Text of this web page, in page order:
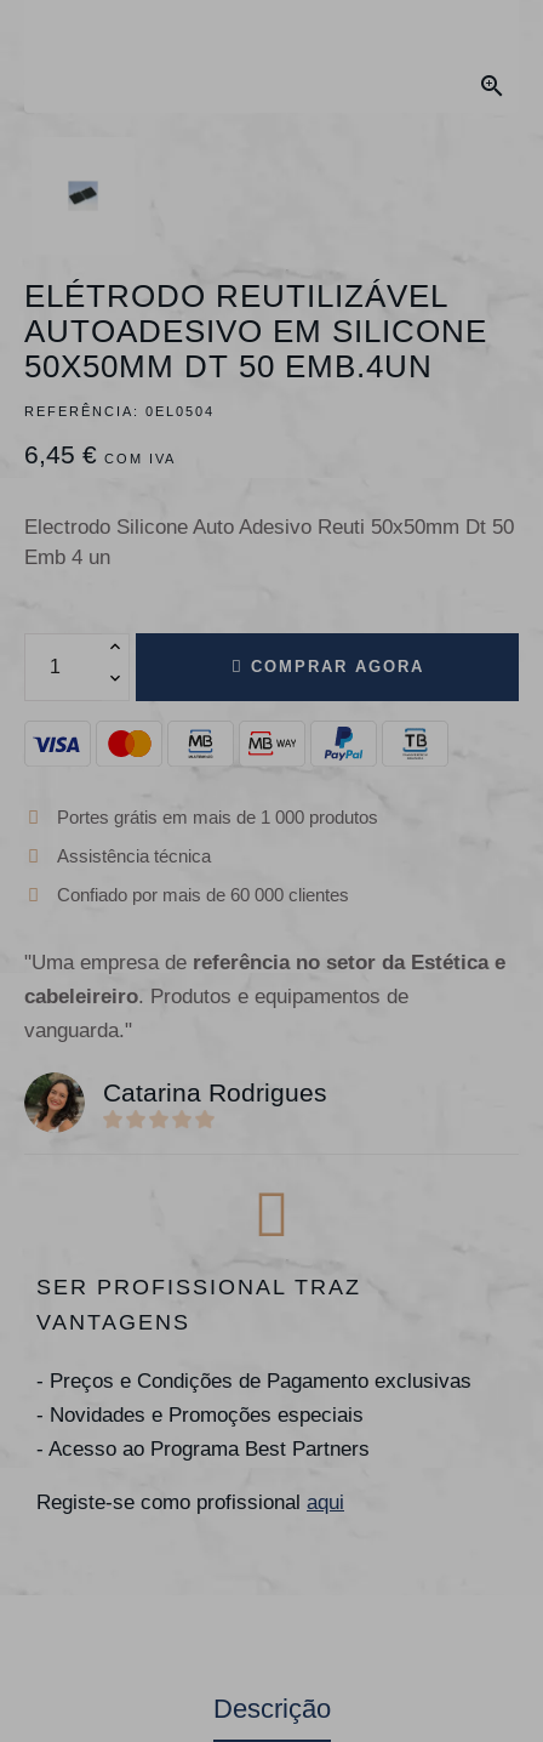

ELÉTRODO REUTILIZÁVEL
AUTOADESIVO EM SILICONE
50X50MM DT 50 EMB.4UN
REFERÊNCIA: 0EL0504
6,45 € COM IVA
Electrodo Silicone Auto Adesivo Reuti 50x50mm Dt 50
Emb 4 un
COMPRAR AGORA
Portes grátis em mais de 1 000 produtos
Assistência técnica
Confiado por mais de 60 000 clientes
"Uma empresa de referência no setor da Estética e
cabeleireiro. Produtos e equipamentos de
vanguarda."
Catarina Rodrigues
SER PROFISSIONAL TRAZ
VANTAGENS
- Preços e Condições de Pagamento exclusivas
- Novidades e Promoções especiais
- Acesso ao Programa Best Partners
Registe-se como profissional aqui
Descrição